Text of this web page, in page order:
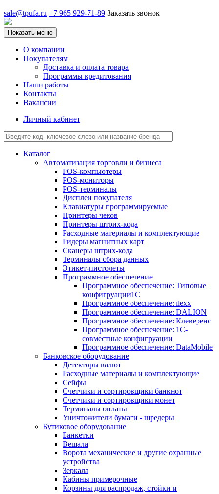
sale@tpufa.ru +7 965 929-71-89 Заказать звонок
Показать меню
О компании
Покупателям
Доставка и оплата товара
Программы кредитования
Наши работы
Контакты
Вакансии
Личный кабинет
Каталог
Автоматизация торговли и бизнеса
POS-компьютеры
POS-мониторы
POS-терминалы
Дисплеи покупателя
Клавиатуры программируемые
Принтеры чеков
Принтеры штрих-кода
Расходные материалы и комплектующие
Ридеры магнитных карт
Сканеры штрих-кода
Терминалы сбора данных
Этикет-пистолеты
Программное обеспечение
Программное обеспечение: Типовые
конфигруации1С
Программное обеспечение: ilexx
Программное обеспечение: DALION
Программное обеспечение: Клеверенс
Программное обеспечение: 1С-
совместные конфигруации
Программное обеспечение: DataMobile
Банковское оборудование
Детекторы валют
Расходные материалы и комплектующие
Сейфы
Счетчики и сортировщики банкнот
Счетчики и сортировщики монет
Терминалы оплаты
Уничтожители бумаги - шредеры
Бутиковое оборудование
Банкетки
Вешала
Ворота механические и другие охранные
устройства
Зеркала
Кабины примерочные
Корзины для распродаж, стойки и